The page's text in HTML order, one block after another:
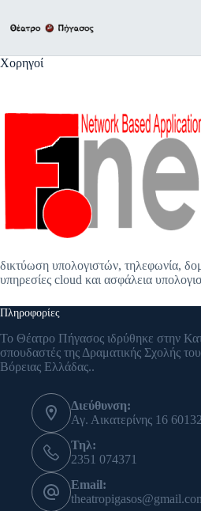
περιεχόμενο
Χορηγοί
δικτύωση υπολογιστών, τηλεφωνία,
υπηρεσίες cloud και ασφάλεια
Πληροφορίες
Το Θέατρο Πήγασος ιδρύθηκε στην
σπουδαστές της Δραματικής Σχολής
Βόρειας Ελλάδας..
Διεύθυνση:
Αγ. Αικατερίνης 16 60132
Τηλ:
2351 074371
Email: